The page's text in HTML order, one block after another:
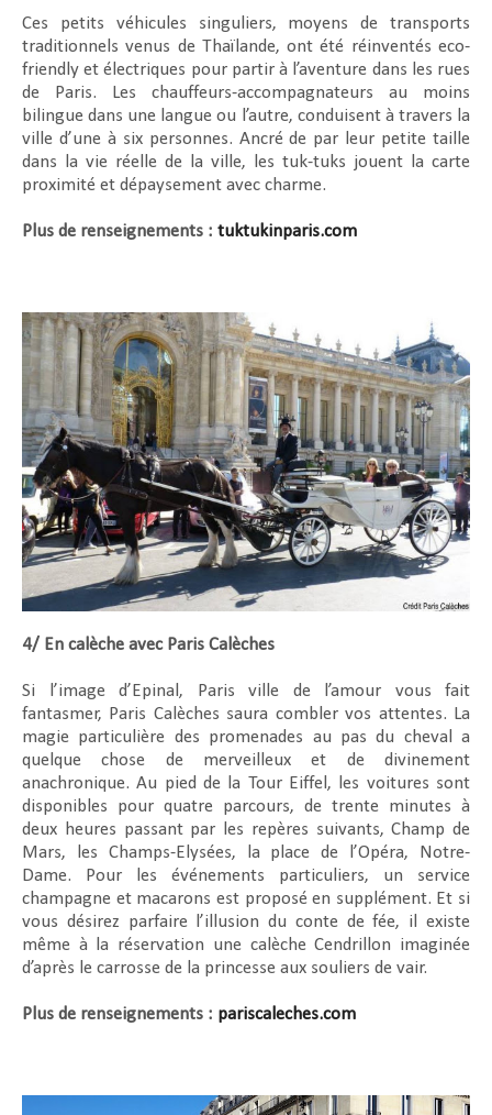
Ces petits véhicules singuliers, moyens de transports
traditionnels venus de Thaïlande, ont été réinventés eco-
friendly et électriques pour partir à l’aventure dans les rues
de Paris. Les chauffeurs-accompagnateurs au moins
bilingue dans une langue ou l’autre, conduisent à travers la
ville d’une à six personnes. Ancré de par leur petite taille
dans la vie réelle de la ville, les tuk-tuks jouent la carte
proximité et dépaysement avec charme.
Plus de renseignements : tuktukinparis.com
4/ En calèche avec Paris Calèches
Si l’image d’Epinal, Paris ville de l’amour vous fait
fantasmer, Paris Calèches saura combler vos attentes. La
magie particulière des promenades au pas du cheval a
quelque chose de merveilleux et de divinement
anachronique. Au pied de la Tour Eiffel, les voitures sont
disponibles pour quatre parcours, de trente minutes à
deux heures passant par les repères suivants, Champ de
Mars, les Champs-Elysées, la place de l’Opéra, Notre-
Dame. Pour les événements particuliers, un service
champagne et macarons est proposé en supplément. Et si
vous désirez parfaire l’illusion du conte de fée, il existe
même à la réservation une calèche Cendrillon imaginée
d’après le carrosse de la princesse aux souliers de vair.
Plus de renseignements : pariscaleches.com